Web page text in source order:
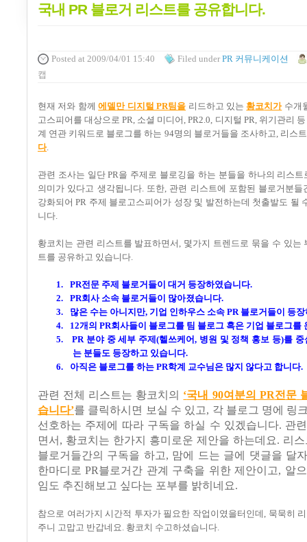
국내 PR 블로거 리스트를 공유합니다.
Posted at 2009/04/01 15:40 Filed under PR 커뮤니케이션
캡
현재 저와 함께에델만 디지털 PR팀을 리드하고 있는황코치가 수개
고스피어를 대상으로 PR, 소셜 미디어 , PR2.0, 디지털 PR, 위기관리 등
계 연관 키워드로 블로그를 하는 94명의 블로거들을 조사하고 리스
다.
관련 조사는 일단PR을 주제로 블로깅을 하는 분들을 하나의 리스
의미가 있다고 생각됩니다. 또한 관련 리스트에 포함된 블로거분들
강화되어 PR 주제 블로고스피어가 성장 및 발전하는데 첫출발도 될
니다
황코치는 관련 리스트를 발표하면서
몇가지 트렌드로 묶을 수 있는
트를 공유하고 있습니다
1. PR전문 주제 블로거들이 대거 등장하였습니다.
2.
PR회사 소속 블로거들이 많아졌습니다.
3.
많은 수는 아니지만, 기업 인하우스 소속PR 블로거들이 등
4.
12개의 PR회사들이 블로그를 팀 블로그 혹은 기업 블로그를
5.
PR 분야 중 세부 주제(헬쓰케어, 병원 및 정책 홍보 등)를 중
는 분들도 등장하고 있습니다.
6.
아직은 블로그를 하는 PR학계 교수님은 많지 않다고 합니다.
관련 전체 리스트는 황코치의 ‘국내 90여 분의 PR전문
습니다’를 클릭하시면 보실 수 있고, 각 블로그 명에 링
선호하는 주제에 따라 구독을 하실 수 있겠습니다. 관
면서 , 황코치는 한가지 흥미로운 제안을 하는데요. 리
블로거들간의 구독을 하고, 맘에 드는 글에 댓글을 달
한마디로 PR블로거간 관계 구축을 위한 제안이고, 알
임도 추진해보고 싶다는 포부를 밝히네요.
참으로 여러가지 시간적 투자가 필요한 작업이였을터인데
묵묵히
주니 고맙고 반갑네요 황코치 수고하셨습니다